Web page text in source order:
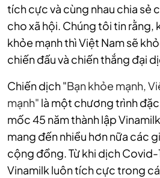
tích cực và cùng nhau chia sẻ
cho xã hội. Chúng tôi tin rằng,
khỏe mạnh thì Việt Nam sẽ
chiến đấu và chiến thắng đại
Chiến dịch "Bạn khỏe mạnh,
mạnh" là một chương trình
mốc 45 năm thành lập
mang đến nhiều hơn nữa các
cộng đồng. Từ khi dịch
Vinamilk luôn tích cực trong